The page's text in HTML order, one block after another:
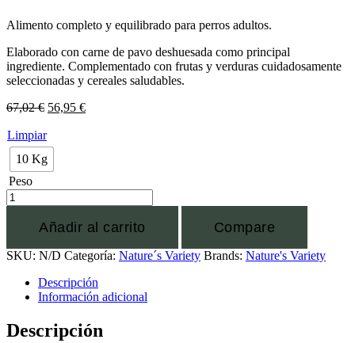
Alimento completo y equilibrado para perros adultos.
Elaborado con carne de pavo deshuesada como principal
ingrediente. Complementado con frutas y verduras cuidadosamente
seleccionadas y cereales saludables.
67,02€ 56,95 €
Limpiar
10 Kg
Peso
Añadir al carrito Compare
SKU: N/D Categoría: Nature´s Variety Brands: Nature's Variety
Descripción
Información adicional
Descripción